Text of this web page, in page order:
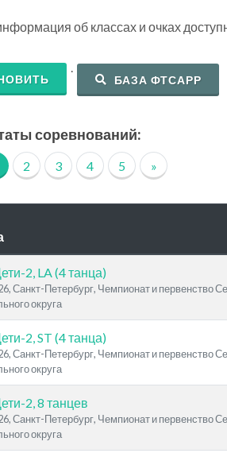
об классах и очках
.
БАЗА ФТСАРР
соревнований:
2 3 4 5 »
2, LA (4 танца)
Санкт-Петербург, Чемпионат и первенство
округа
2, ST (4 танца)
Санкт-Петербург, Чемпионат и первенство
округа
2, 8 танцев
Санкт-Петербург, Чемпионат и первенство
округа